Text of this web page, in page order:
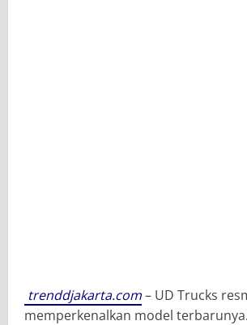
trenddjakarta.com– UD Trucks
memperkenalkan model